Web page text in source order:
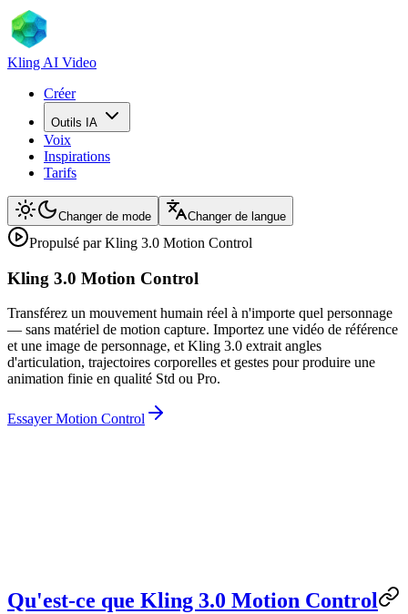
Kling AI Video
Créer
Outils IA
Voix
Inspirations
Tarifs
Changer de mode Changer de langue
Propulsé par Kling 3.0 Motion Control
Kling 3.0 Motion Control
Transférez un mouvement humain réel à n'importe quel personnage
— sans matériel de motion capture. Importez une vidéo de référence
et une image de personnage, et Kling 3.0 extrait angles
d'articulation, trajectoires corporelles et gestes pour produire une
animation finie en qualité Std ou Pro.
Essayer Motion Control
Qu'est-ce que Kling 3.0 Motion Control